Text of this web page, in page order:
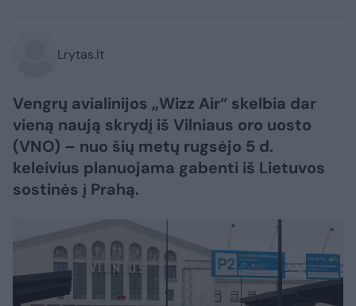
Lrytas.lt
Vengrų avialinijos „Wizz Air“ skelbia dar
vieną naują skrydį iš Vilniaus oro uosto
(VNO) – nuo šių metų rugsėjo 5 d.
keleivius planuojama gabenti iš Lietuvos
sostinės į Prahą.